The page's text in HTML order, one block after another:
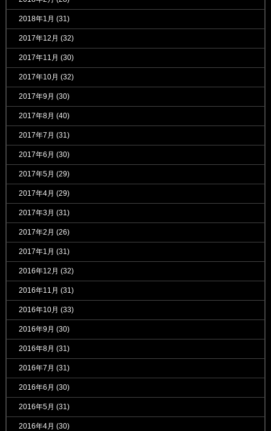
2018年1月 (31)
2017年12月 (32)
2017年11月 (30)
2017年10月 (32)
2017年9月 (30)
2017年8月 (40)
2017年7月 (31)
2017年6月 (30)
2017年5月 (29)
2017年4月 (29)
2017年3月 (31)
2017年2月 (26)
2017年1月 (31)
2016年12月 (32)
2016年11月 (31)
2016年10月 (33)
2016年9月 (30)
2016年8月 (31)
2016年7月 (31)
2016年6月 (30)
2016年5月 (31)
2016年4月 (30)